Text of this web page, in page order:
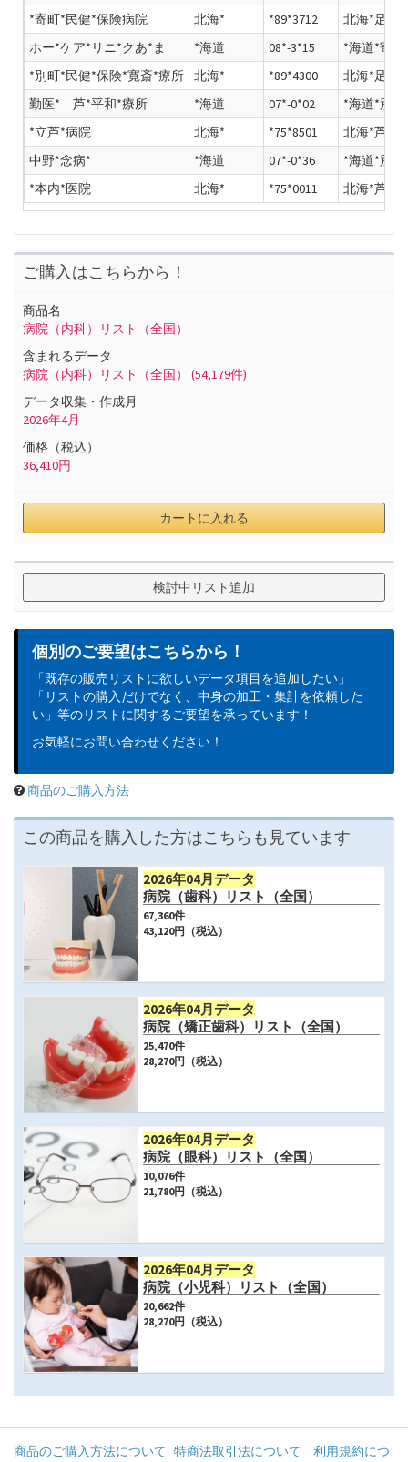
*寄町*民健*保険病院
北海* *89*3712
北海*足寄
ホー*ケア*リニ*クあ*ま
*海道 08*-3*15
*海道*寄
*別町*民健*保険*寛斎*療所
北海* *89*4300
北海*足寄
勤医* 芦*平和*療所
*海道 07*-0*02
*海道*別
*立芦*病院
北海* *75*8501
北海*芦別
中野*念病*
*海道 07*-0*36
*海道*別
*本内*医院
北海* *75*0011 北海*芦別
ご購入はこちらから！
商品名
病院（内科）リスト（全国）
含まれるデータ
病院（内科）リスト（全国） (54,179件)
データ収集・作成月
2026年4月
価格（税込）
36,410円
カートに入れる
検討中リスト追加
個別のご要望はこちらから！
「既存の販売リストに欲しいデータ項目を追加したい」
「リストの購入だけでなく、中身の加工・集計を依頼した
い」等のリストに関するご要望を承っています！
お気軽にお問い合わせください！
商品のご購入方法
この商品を購入した方はこちらも見ています
2026年04月データ
病院（歯科）リスト（全国）
67,360件
43,120円（税込）
2026年04月データ
病院（矯正歯科）リスト（全国）
25,470件
28,270円（税込）
2026年04月データ
病院（眼科）リスト（全国）
10,076件
21,780円（税込）
2026年04月データ
病院（小児科）リスト（全国）
20,662件
28,270円（税込）
商品のご購入方法について 特商法取引法について
利用規約につ